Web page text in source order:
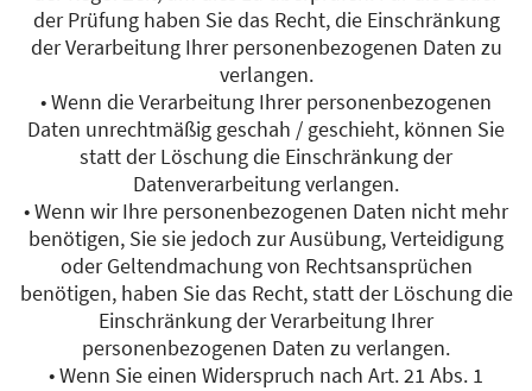
der Prüfung haben Sie das Recht, die Einschränkung
der Verarbeitung Ihrer personenbezogenen Daten zu
verlangen.
• Wenn die Verarbeitung Ihrer personenbezogenen
Daten unrechtmäßig geschah / geschieht, können Sie
statt der Löschung die Einschränkung der
Datenverarbeitung verlangen.
• Wenn wir Ihre personenbezogenen Daten nicht mehr
benötigen, Sie sie jedoch zur Ausübung, Verteidigung
oder Geltendmachung von Rechtsansprüchen
benötigen, haben Sie das Recht, statt der Löschung die
Einschränkung der Verarbeitung Ihrer
personenbezogenen Daten zu verlangen.
• Wenn Sie einen Widerspruch nach Art. 21 Abs. 1